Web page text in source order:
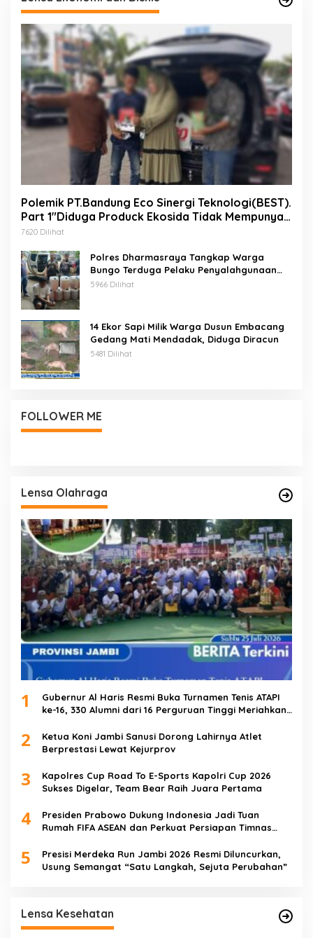
Polemik PT.Bandung Eco Sinergi Teknologi(BEST).
Part 1″Diduga Produck Ekosida Tidak Mempunyai
Izin Edar.
7620 Dilihat
Polres Dharmasraya Tangkap Warga
Bungo Terduga Pelaku Penyalahgunaan
BBM Bersubsidi
5966 Dilihat
14 Ekor Sapi Milik Warga Dusun Embacang
Gedang Mati Mendadak, Diduga Diracun
5481 Dilihat
FOLLOWER ME
Lensa Olahraga
1
Gubernur Al Haris Resmi Buka Turnamen Tenis ATAPI
ke-16, 330 Alumni dari 16 Perguruan Tinggi Meriahkan
2
Ketua Koni Jambi Sanusi Dorong Lahirnya Atlet
Berprestasi Lewat Kejurprov
3
Kapolres Cup Road To E-Sports Kapolri Cup 2026
Sukses Digelar, Team Bear Raih Juara Pertama
4
Presiden Prabowo Dukung Indonesia Jadi Tuan
Rumah FIFA ASEAN dan Perkuat Persiapan Timnas
5
Presisi Merdeka Run Jambi 2026 Resmi Diluncurkan,
Usung Semangat “Satu Langkah, Sejuta Perubahan”
Lensa Kesehatan
Prima